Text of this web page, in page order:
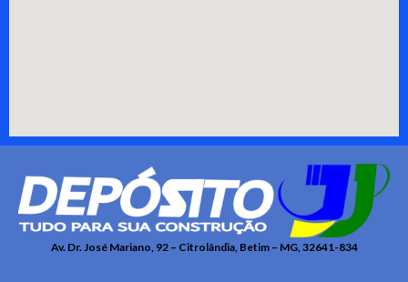
Av. Dr. José Mariano, 92 – Citrolândia, Betim – MG, 32641-834